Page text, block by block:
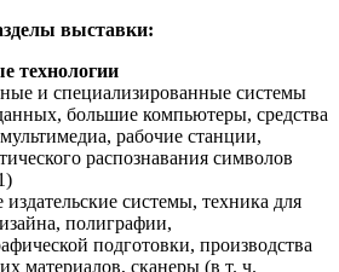
выставки:
технологии
и специализированные системы
большие компьютеры, средства
рабочие станции,
распознавания символов
системы, техника для
полиграфии,
подготовки, производства
материалов, сканеры (в т. ч.